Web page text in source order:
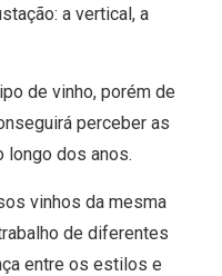
a vertical, a
de vinho, porém de
perceber as
longo dos anos.
vinhos da mesma
de diferentes
entre os estilos e